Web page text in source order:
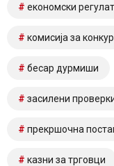
економски
комисија за
бесар дурмиши
засилени
прекршочна
казни за трговци